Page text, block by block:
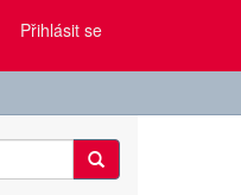
Přihlásit se